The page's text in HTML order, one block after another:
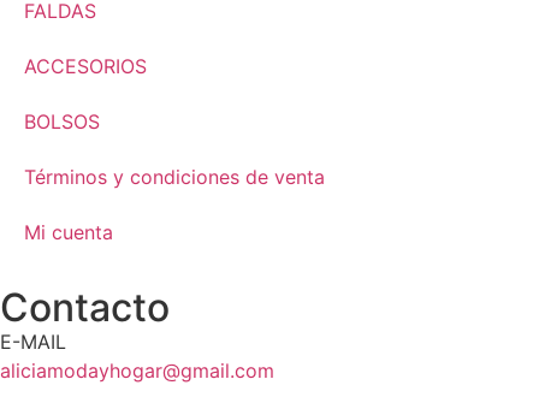
FALDAS
ACCESORIOS
BOLSOS
Términos y condiciones de venta
Mi cuenta
Contacto
E-MAIL
aliciamodayhogar@gmail.com